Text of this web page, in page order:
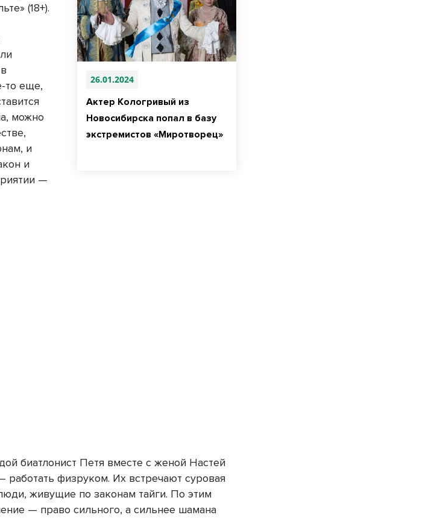
26.01.2024
Актер Кологривый из
Новосибирска попал в базу
экстремистов «Миротворец»
(18+).
то еще,
можно
и
и
—
биатлонист Петя вместе с женой Настей
физруком. Их встречают суровая
живущие по законам тайги. По этим
— право сильного, а сильнее шамана